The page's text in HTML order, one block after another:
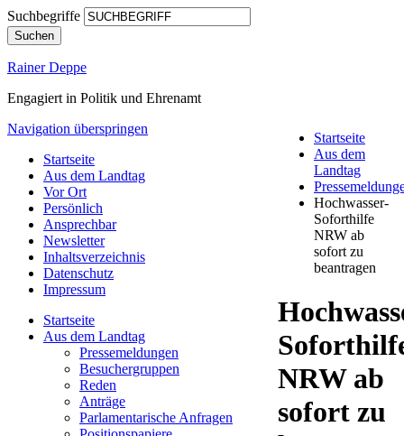
Suchbegriffe
Suchen
Rainer Deppe
Engagiert in Politik und Ehrenamt
Navigation überspringen
Startseite
Aus dem Landtag
Vor Ort
Persönlich
Ansprechbar
Newsletter
Inhaltsverzeichnis
Datenschutz
Impressum
Startseite
Aus dem Landtag
Pressemeldungen
Besuchergruppen
Reden
Anträge
Parlamentarische Anfragen
Startseite
Aus dem
Landtag
Hochwasser-
Soforthilfe
NRW ab
sofort zu
beantragen
NRW ab
sofort zu